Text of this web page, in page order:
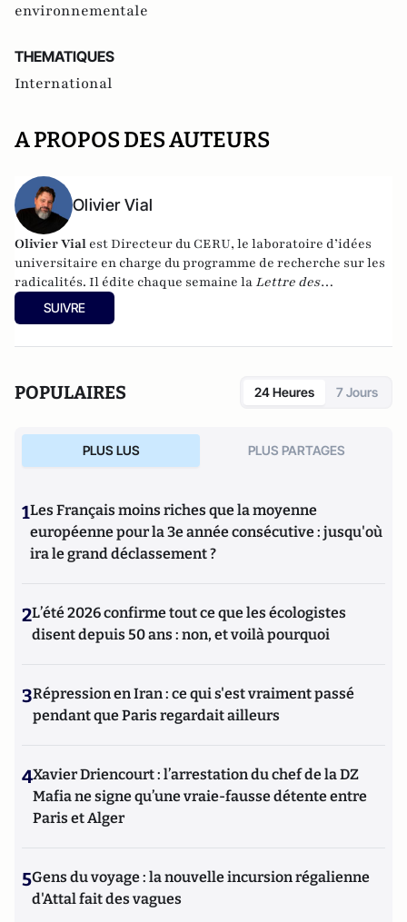
environnementale
THEMATIQUES
International
A PROPOS DES AUTEURS
Olivier Vial
Olivier Vial est Directeur du CERU, le laboratoire d’idées
universitaire en charge du programme de recherche sur les
radicalités. Il édite chaque semaine la Lettre des
radicalités. Ses différentes publications sont visibles en
suivantce lien
SUIVRE
POPULAIRES 24 Heures 7 Jours
PLUS LUS PLUS PARTAGES
1Les Français moins riches que la moyenne
européenne pour la 3e année consécutive : jusqu'où
ira le grand déclassement ?
2L’été 2026 confirme tout ce que les écologistes
disent depuis 50 ans : non, et voilà pourquoi
3Répression en Iran : ce qui s'est vraiment passé
pendant que Paris regardait ailleurs
4Xavier Driencourt : l’arrestation du chef de la DZ
Mafia ne signe qu’une vraie-fausse détente entre
Paris et Alger
5Gens du voyage : la nouvelle incursion régalienne
d'Attal fait des vagues